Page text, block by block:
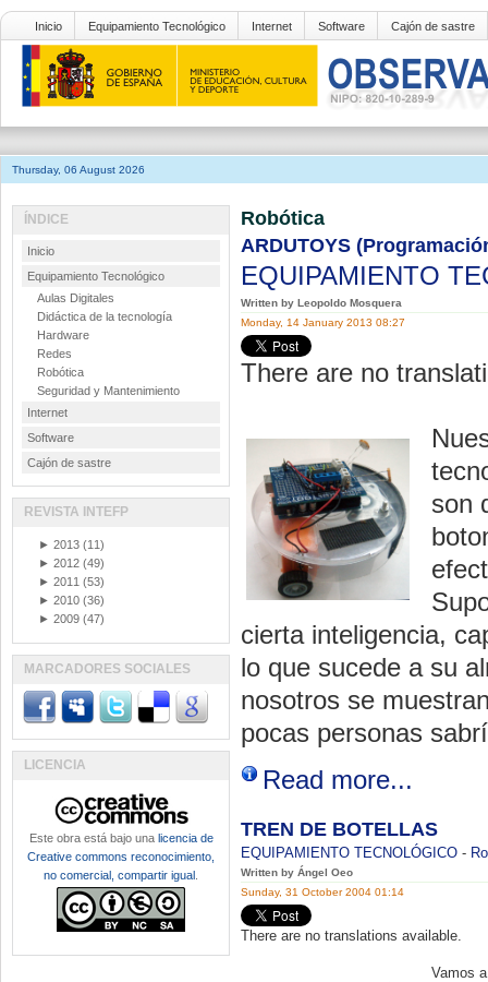
Inicio Equipamiento Tecnológico Internet Software Cajón de sastre
Thursday, 06 August 2026
Robótica
ARDUTOYS
EQUIPAMIENTO
Written by Leopoldo Mosquera
Monday, 14 January 2013 08:27
There are no
son
cierta inteligencia,
lo que sucede a su
nosotros se
pocas personas
Read more...
TREN DE BOTELLAS
EQUIPAMIENTO TECNOLÓGICO -
Written by Ángel Oeo
Sunday, 31 October 2004 01:14
There are no translations available.
Vamos
ÍNDICE
Inicio
Equipamiento Tecnológico
Aulas Digitales
Didáctica de la tecnología
Hardware
Redes
Robótica
Seguridad y Mantenimiento
Internet
Software
Cajón de sastre
REVISTA INTEFP
► 2013 (11)
► 2012 (49)
► 2011 (53)
► 2010 (36)
► 2009 (47)
MARCADORES SOCIALES
LICENCIA
Este obra está bajo una licencia de
Creative commons reconocimiento,
no comercial, compartir igual